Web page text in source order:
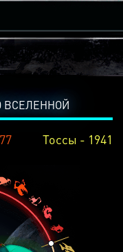
ВСЕЛЕННОЙ
Тоссы - 1941